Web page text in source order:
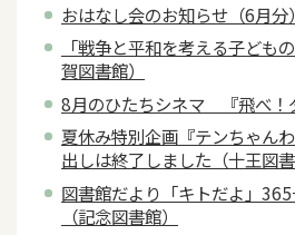
おはなし会のお知らせ（6月分）
「戦争と平和を考える子ども
賀図書館）
8月のひたちシネマ 『飛べ！
夏休み特別企画『テンちゃん
出しは終了しました（十王図書
図書館だより「キトだよ」365
（記念図書館）